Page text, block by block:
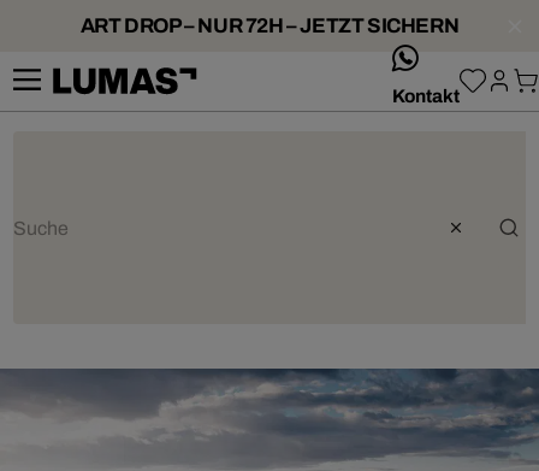
ART DROP – NUR 72H – JETZT SICHERN
Kontakt